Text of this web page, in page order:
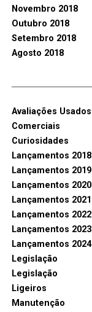
Novembro 2018
Outubro 2018
Setembro 2018
Agosto 2018
Avaliações Usados
Comerciais
Curiosidades
Lançamentos 2018
Lançamentos 2019
Lançamentos 2020
Lançamentos 2021
Lançamentos 2022
Lançamentos 2023
Lançamentos 2024
Legislação
Legislação
Ligeiros
Manutenção